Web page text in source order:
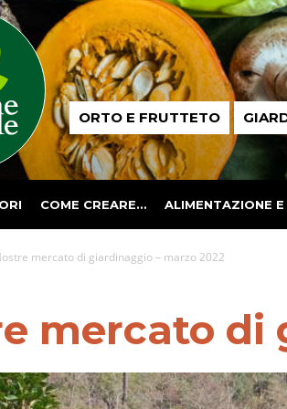
Passione
in ORTO E FRUTTETO
COME CREARE… ALIMENTAZIONE E
mercato di giardinaggio – marzo 2022
mercato di